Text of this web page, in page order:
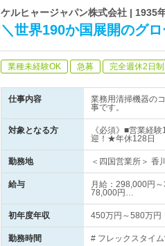
ケルヒャージャパン株式会社 | 1935
＼世界190か国展開のグ
業種未経験OK 急募 完全週休2日制
仕事内容
業務用清掃機器の
事です。
対象となる方
《必須》■営業経
迎！★年休128日
勤務地 ＜四国営業所＞
給与
月給：298,000円
78,000円…
初年度年収 450万円～580万円
勤務時間 # フレックスタイ